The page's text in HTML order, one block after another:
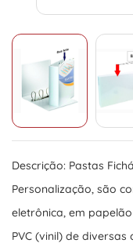
Descrição: Pastas
Personalização, são
eletrônica, em
PVC (vinil) de